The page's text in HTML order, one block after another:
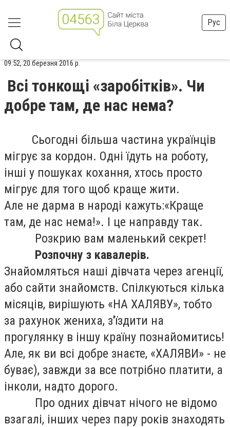
Рус
09:52, 20 березня 2016 р.
Всі тонкощі «заробітків». Чи
добре там, де нас нема?
Сьогодні більша частина українців
мігрує за кордон. Одні їдуть на роботу,
інші у пошуках кохання, хтось просто
мігрує для того щоб краще жити.
Але не дарма в народі кажуть:«Краще
там, де нас нема!». І це направду так.
Розкрию вам маленький секрет!
Розпочну з кавалерів.
Знайомляться наші дівчата через агенції,
або сайти знайомств. Спілкуються кілька
місяців, вирішують «НА ХАЛЯВУ», тобто
за рахунок жениха, з'їздити на
прогулянку в іншу країну познайомитись!
Але, як ви всі добре знаєте, «ХАЛЯВИ» - не
буває), завжди за все потрібно платити, а
інколи, надто дорого.
Про одних дівчат нічого не відомо
взагалі, інших через пару років знаходять